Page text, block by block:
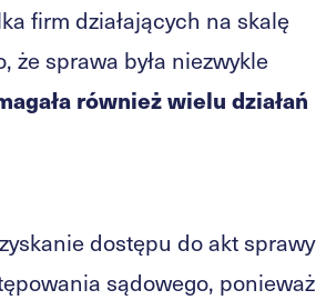
firm działających na skalę
że sprawa była niezwykle
również wielu działań
dostępu do akt sprawy
sądowego, ponieważ